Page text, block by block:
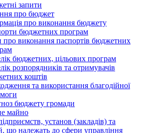
запити
про бюджет
про виконання бюджету
бюджетних програм
про виконання паспортів бюджетних
бюджетних, цільових програм
розпорядників та отримувачів
коштів
та використання благодійної
бюджету громади
майно
установ (закладів) та
що належать до сфери управління